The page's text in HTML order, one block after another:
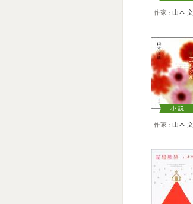
作家 山本
小説
作家 山本